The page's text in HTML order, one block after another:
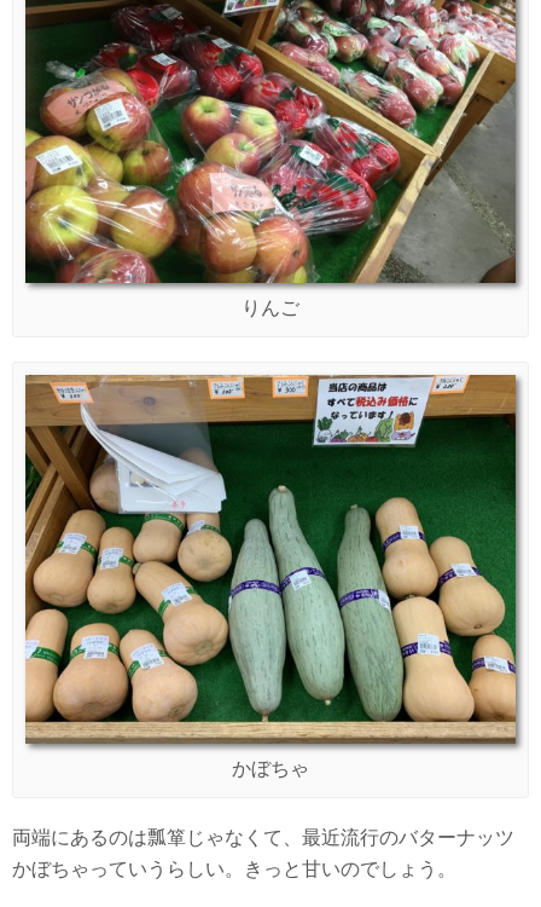
りんご
かぼちゃ
両端にあるのは瓢箪じゃなくて、最近流行のバターナッツ
かぼちゃっていうらしい。きっと甘いのでしょう。